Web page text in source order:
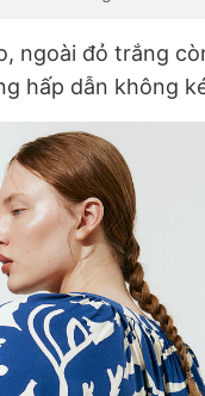
ngoài đỏ trắng
hấp dẫn không